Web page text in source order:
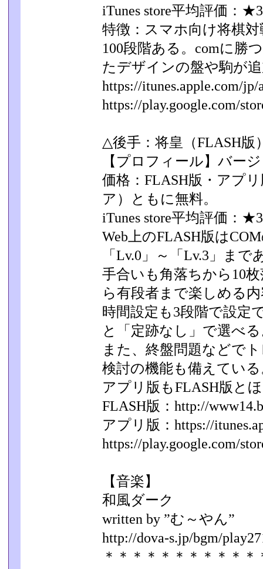
iTunes store平均評価：
特徴：スマホ向け将棋
100段階ある。comに勝
たデザインの盤や駒が
https://itunes.apple.com/
https://play.google.com/
△後手：将皇（FLASH版
【プロフィール】バー
価格：FLASH版・アプリ
ア）ともに無料。
iTunes store平均評価：
Web上のFLASH版は
「Lv.0」～「Lv.3」­まで
手合いも角落ちから10
ら有段者まで楽しめる
時間設定も3段階で設定
と「定跡なし」で選べ
また、終盤問題などで
検討の機能も備えてい
アプリ版もFLASH版と
FLASH版：http://
アプリ版：https://
https://play.google.com/
【音楽】
和風ダーク
written by ”む～やん”
http://dova-s.jp/bgm/
＊＊＊＊＊＊＊＊＊＊